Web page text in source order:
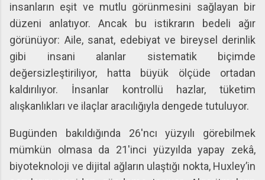
insanların eşit ve mutlu görünmesini sağlayan bir
düzeni anlatıyor. Ancak bu istikrarın bedeli ağır
görünüyor: Aile, sanat, edebiyat ve bireysel derinlik
gibi insani alanlar sistematik biçimde
değersizleştiriliyor, hatta büyük ölçüde ortadan
kaldırılıyor. İnsanlar kontrollü hazlar, tüketim
alışkanlıkları ve ilaçlar aracılığıyla dengede tutuluyor.
Bugünden bakıldığında 26'ncı yüzyılı görebilmek
mümkün olmasa da 21'inci yüzyılda yapay zekâ,
biyoteknoloji ve dijital ağların ulaştığı nokta, Huxley’in